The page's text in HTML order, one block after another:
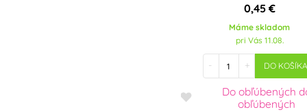
0,45 €
Máme skladom
pri Vás 11.08.
- + DO KOŠÍKA
Do obľúbených
obľúbených